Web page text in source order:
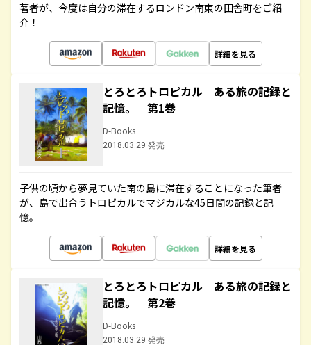
著者が、今度は自分の滞在するロンドン南東の田舎町をご紹
介！
詳細を見る
とろとろトロピカル ある旅の記録と
記憶。 第1巻
D-Books
2018.03.29 発売
子供の頃から夢見ていた南の島に滞在することになった筆者
が、島で出合うトロピカルでマジカルな45日間の記録と記
憶。
詳細を見る
とろとろトロピカル ある旅の記録と
記憶。 第2巻
D-Books
2018.03.29 発売